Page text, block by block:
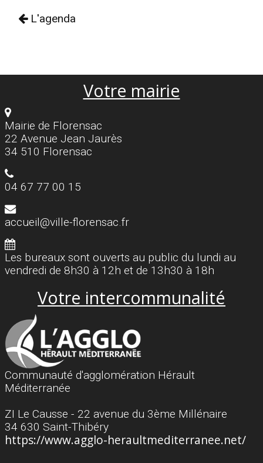
L'agenda
Votre mairie
Mairie de Florensac
22 Avenue Jean Jaurès
34 510 Florensac
04 67 77 00 15
accueil@ville-florensac.fr
Les bureaux sont ouverts au public du lundi au
vendredi de 8h30 à 12h et de 13h30 à 18h
Votre intercommunalité
Communauté d'agglomération Hérault
Méditerranée
ZI Le Causse - 22 avenue du 3ème Millénaire
34 630 Saint-Thibéry
https://www.agglo-heraultmediterranee.net/